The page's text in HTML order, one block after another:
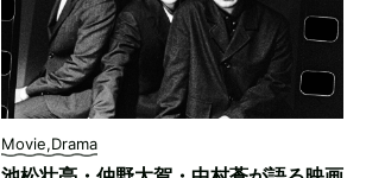
Movie,Drama